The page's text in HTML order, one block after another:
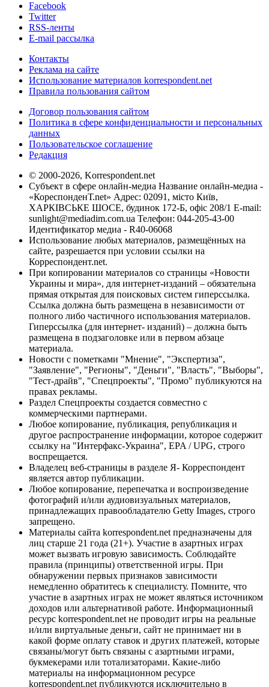
Facebook
Twitter
RSS-ленты
E-mail рассылка
Контакты
Реклама на сайте
Использование материалов korrespondent.net
Правила пользования сайтом
Договор пользования сайтом
Политика в сфере конфиденциальности и персональных
данных
Пользовательское соглашение
Редакция
© 2000-2026, Korrespondent.net
Субъект в сфере онлайн-медиа Название онлайн-медиа -
«КореспонденТ.net» Адрес: 02091, місто Київ,
ХАРКІВСЬКЕ ШОСЕ, будинок 172-Б, офіс 208/1 E-mail:
sunlight@mediadim.com.ua Телефон: 044-205-43-00
Идентификатор медиа - R40-06068
Использование любых материалов, размещённых на
сайте, разрешается при условии ссылки на
Корреспондент.net.
При копировании материалов со страницы «Новости
Украины и мира», для интернет-изданий – обязательна
прямая открытая для поисковых систем гиперссылка.
Ссылка должна быть размещена в независимости от
полного либо частичного использования материалов.
Гиперссылка (для интернет- изданий) – должна быть
размещена в подзаголовке или в первом абзаце
материала.
Новости с пометками "Мнение", "Экспертиза",
"Заявление", "Регионы", "Деньги", "Власть", "Выборы",
"Тест-драйв", "Спецпроекты", "Промо" публикуются на
правах рекламы.
Раздел Спецпроекты создается совместно с
коммерческими партнерами.
Любое копирование, публикация, републикация и
другое распространение информации, которое содержит
ссылку на "Интерфакс-Украина", EPA / UPG, строго
воспрещается.
Владелец веб-страницы в разделе Я- Корреспондент
является автор публикации.
Любое копирование, перепечатка и воспроизведение
фотографий и/или аудиовизуальных материалов,
принадлежащих правообладателю Getty Images, строго
запрещено.
Материалы сайта korrespondent.net предназначены для
лиц старше 21 года (21+). Участие в азартных играх
может вызвать игровую зависимость. Соблюдайте
правила (принципы) ответственной игры. При
обнаружении первых признаков зависимости
немедленно обратитесь к специалисту. Помните, что
участие в азартных играх не может являться источником
доходов или альтернативой работе. Информационный
ресурс korrespondent.net не проводит игры на реальные
и/или виртуальные деньги, сайт не принимает ни в
какой форме оплату ставок и других платежей, которые
связаны/могут быть связаны с азартными играми,
букмекерами или тотализаторами. Какие-либо
материалы на информационном ресурсе
korrespondent.net публикуются исключительно в